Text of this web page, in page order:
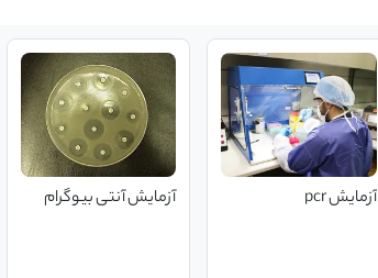
آزمایش pcr آزمایش آنتی بیوگرام